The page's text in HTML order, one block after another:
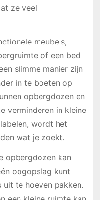
ze veel
meubels,
of een bed
slimme manier zijn
in te boeten op
opbergdozen en
verminderen in kleine
wordt het
wat je zoekt.
opbergdozen kan
oogopslag kunt
te hoeven pakken.